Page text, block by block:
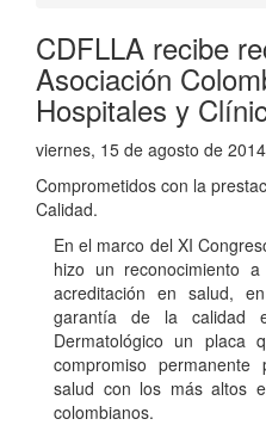
CDFLLA recibe
Asociación
Hospitales y
viernes, 15 de agosto de 2014
Comprometidos con la
Calidad.
En el marco del XI
hizo un reconocimiento
acreditación en salud,
garantía de la calidad
Dermatológico un placa
compromiso
salud con los más altos
colombianos.